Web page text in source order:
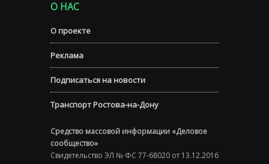
О НАС
О проекте
Реклама
Подписаться на новости
Транспорт Ростова-на-Дону
Средство массовой информации «Деловое
сообщество»
Свидетельство ЭЛ № ФС 77-68020 от 13.12.2016